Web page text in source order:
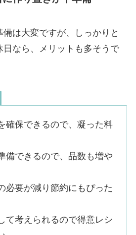
は大変ですが、しっかりと
日なら、メリットも多そうで
確保できるので、凝った料
備できるので、品数も増や
必要が減り節約にもぴった
て考えられるので得意レシ